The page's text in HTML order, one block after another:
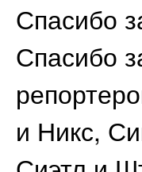
Спасибо
Спасибо
и Никс,